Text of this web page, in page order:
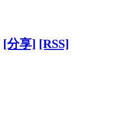
[分享] [RSS]